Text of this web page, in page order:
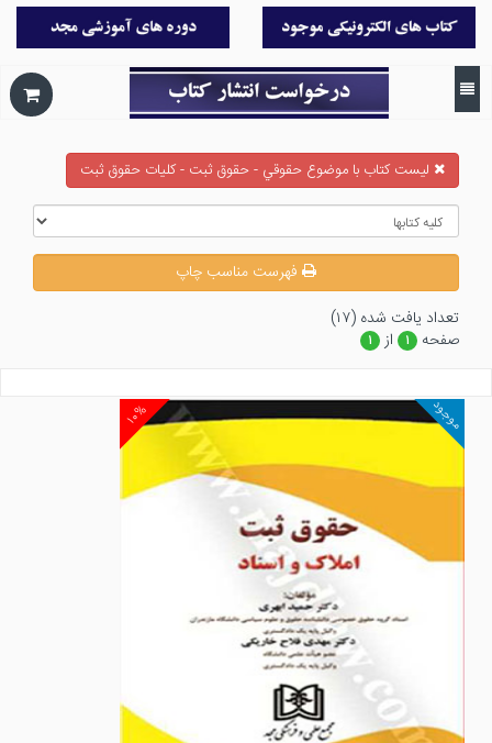
ليست كتاب با موضوع حقوقي - حقوق ثبت - كليات حقوق ثبت
فهرست مناسب چاپ
تعداد يافت شده (۱۷)
صفحه
۱ از ۱
۱۰% موجود